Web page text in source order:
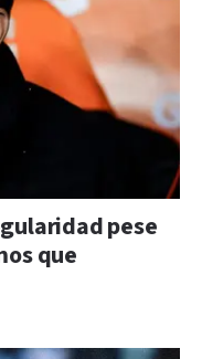
pese
que